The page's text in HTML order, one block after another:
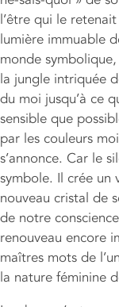
l’être qui le
lumière immuable
monde
la jungle intriquée
du moi jusqu’à ce
sensible que
par les couleurs
s’annonce. Car le
symbole. Il crée un
nouveau cristal de
de notre
renouveau encore
maîtres mots de
la nature féminine